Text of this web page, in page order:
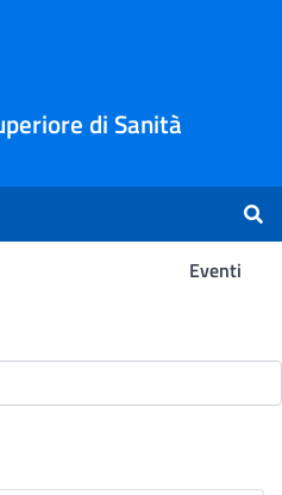
di Sanità
Eventi
Ricerca -